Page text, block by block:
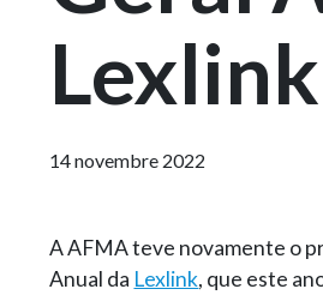
14 novembre 2022
A AFMA teve novamente o
Anual da Lexlink, que este